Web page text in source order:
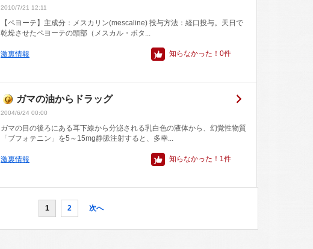
2010/7/21 12:11
【ペヨーテ】主成分：メスカリン(mescaline) 投与方法：経口投与。天日で
乾燥させたペヨーテの頭部（メスカル・ボタ...
激裏情報 知らなかった！ 0件
ガマの油からドラッグ
2004/6/24 00:00
ガマの目の後ろにある耳下線から分泌される乳白色の液体から、幻覚性物質
「ブフォテニン」を5～15mg静脈注射すると、多幸...
激裏情報 知らなかった！ 1件
1 2 次へ